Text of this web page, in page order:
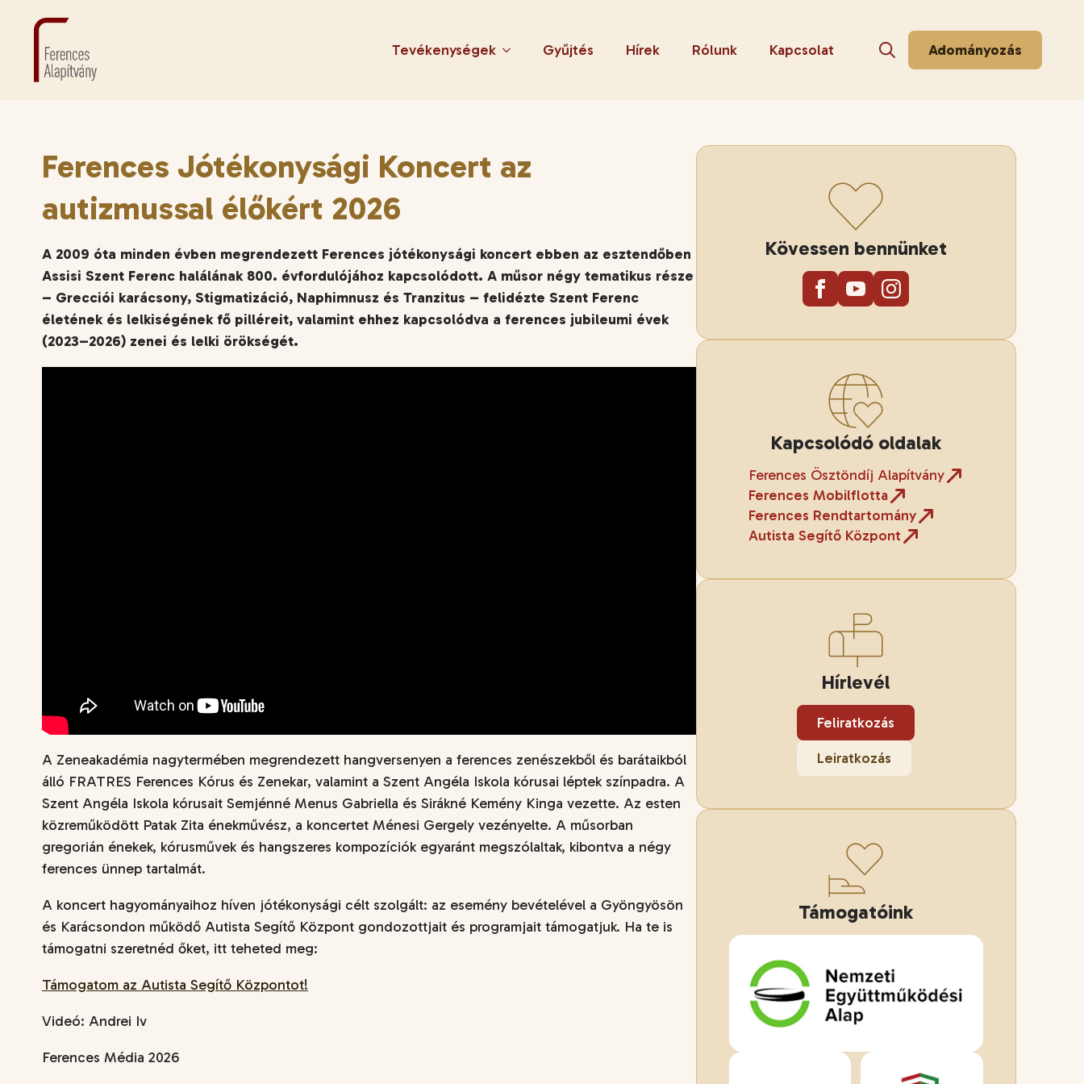
Tevékenységek Gyűjtés Hírek Rólunk
Kapcsolat
Adományozás
Ferences Jótékonysági Koncert az
autizmussal élőkért 2026
A 2009 óta minden évben megrendezett Ferences jótékonysági koncert ebben az esztendőben
Assisi Szent Ferenc halálának 800. évfordulójához kapcsolódott. A műsor négy tematikus része
– Grecciói karácsony, Stigmatizáció, Naphimnusz és Tranzitus – felidézte Szent Ferenc
életének és lelkiségének fő pilléreit, valamint ehhez kapcsolódva a ferences jubileumi évek
(2023–2026) zenei és lelki örökségét.
A Zeneakadémia nagytermében megrendezett hangversenyen a ferences zenészekből és barátaikból
álló FRATRES Ferences Kórus és Zenekar, valamint a Szent Angéla Iskola kórusai léptek színpadra. A
Szent Angéla Iskola kórusait Semjénné Menus Gabriella és Sirákné Kemény Kinga vezette. Az esten
közreműködött Patak Zita énekművész, a koncertet Ménesi Gergely vezényelte. A műsorban
gregorián énekek, kórusművek és hangszeres kompozíciók egyaránt megszólaltak, kibontva a négy
ferences ünnep tartalmát.
A koncert hagyományaihoz híven jótékonysági célt szolgált: az esemény bevételével a Gyöngyösön
és Karácsondon működő Autista Segítő Központ gondozottjait és programjait támogatjuk. Ha te is
támogatni szeretnéd őket, itt teheted meg:
Támogatom az Autista Segítő Központot!
Videó: Andrei Iv
Ferences Média 2026
Kövessen bennünket
Kapcsolódó oldalak
Ferences Ösztöndíj Alapítvány
Ferences Mobilflotta
Ferences Rendtartomány
Autista Segítő Központ
Hírlevél
Feliratkozás
Leiratkozás
Támogatóink